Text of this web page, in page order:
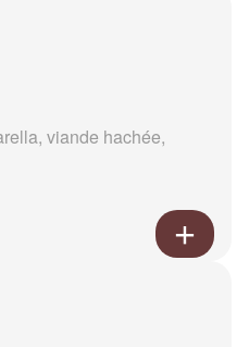
viande hachée,